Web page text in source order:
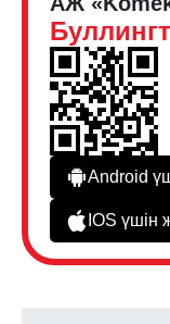
Android
IOS үшін